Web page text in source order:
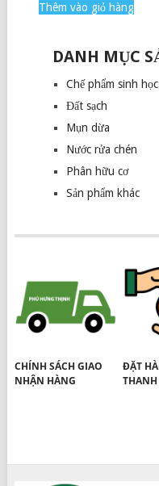
Thêm vào giỏ hàng
DANH MỤC
Chế phẩm sinh học
Đất sạch
Mụn dừa
Nước rửa chén
Phân hữu cơ
Sản phẩm khác
CHÍNH SÁCH GIAO
NHẬN HÀNG
ĐẶT